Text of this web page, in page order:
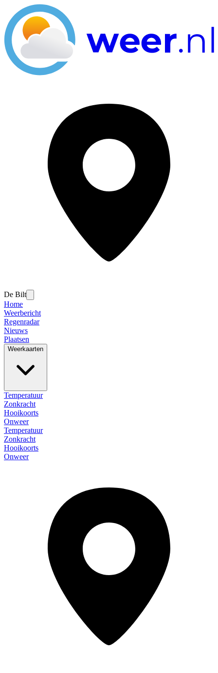
De Bilt
Home
Weerbericht
Regenradar
Nieuws
Plaatsen
Weerkaarten
Temperatuur
Zonkracht
Hooikoorts
Onweer
Temperatuur
Zonkracht
Hooikoorts
Onweer